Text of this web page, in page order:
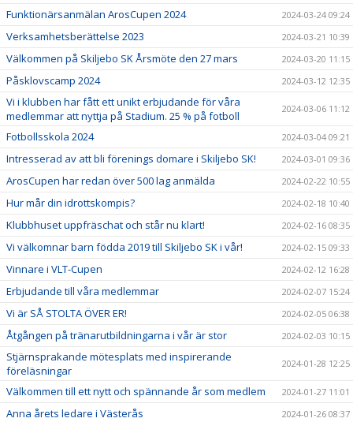
Funktionärsanmälan ArosCupen 2024 2024-03-24 09:24
Verksamhetsberättelse 2023 2024-03-21 10:39
Välkommen på Skiljebo SK Årsmöte den 27 mars 2024-03-20 11:15
Påsklovscamp 2024 2024-03-12 12:35
Vi i klubben har fått ett unikt erbjudande för våra
medlemmar att nyttja på Stadium. 25 % på fotboll
2024-03-06 11:12
Fotbollsskola 2024 2024-03-04 09:21
Intresserad av att bli förenings domare i Skiljebo SK! 2024-03-01 09:36
ArosCupen har redan över 500 lag anmälda 2024-02-22 10:55
Hur mår din idrottskompis? 2024-02-18 10:40
Klubbhuset uppfräschat och står nu klart! 2024-02-16 08:35
Vi välkomnar barn födda 2019 till Skiljebo SK i vår! 2024-02-15 09:33
Vinnare i VLT-Cupen 2024-02-12 16:28
Erbjudande till våra medlemmar 2024-02-07 15:24
Vi är SÅ STOLTA ÖVER ER! 2024-02-05 06:38
Åtgången på tränarutbildningarna i vår är stor 2024-02-03 10:15
Stjärnsprakande mötesplats med inspirerande
föreläsningar
2024-01-28 12:25
Välkommen till ett nytt och spännande år som medlem 2024-01-27 11:01
Anna årets ledare i Västerås 2024-01-26 08:37